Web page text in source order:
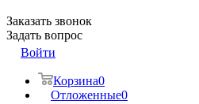
Заказать звонок
Задать вопрос
Войти
Корзина0
Отложенные0